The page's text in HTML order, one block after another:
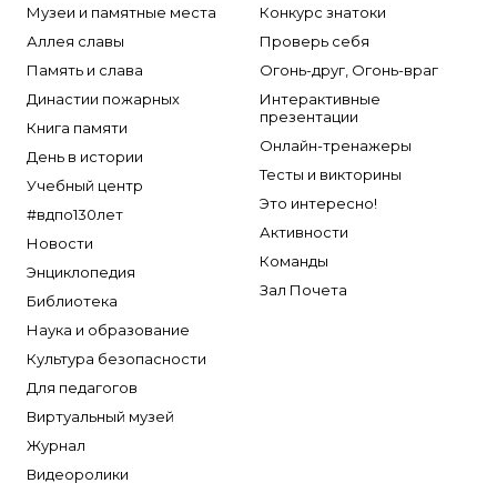
Музеи и памятные места
Аллея славы
Память и слава
Династии пожарных
Книга памяти
День в истории
Учебный центр
#вдпо130лет
Новости
Энциклопедия
Библиотека
Наука и образование
Культура безопасности
Для педагогов
Виртуальный музей
Журнал
Видеоролики
Конкурс знатоки
Проверь себя
Огонь-друг, Огонь-враг
Интерактивные
презентации
Онлайн-тренажеры
Тесты и викторины
Это интересно!
Активности
Команды
Зал Почета